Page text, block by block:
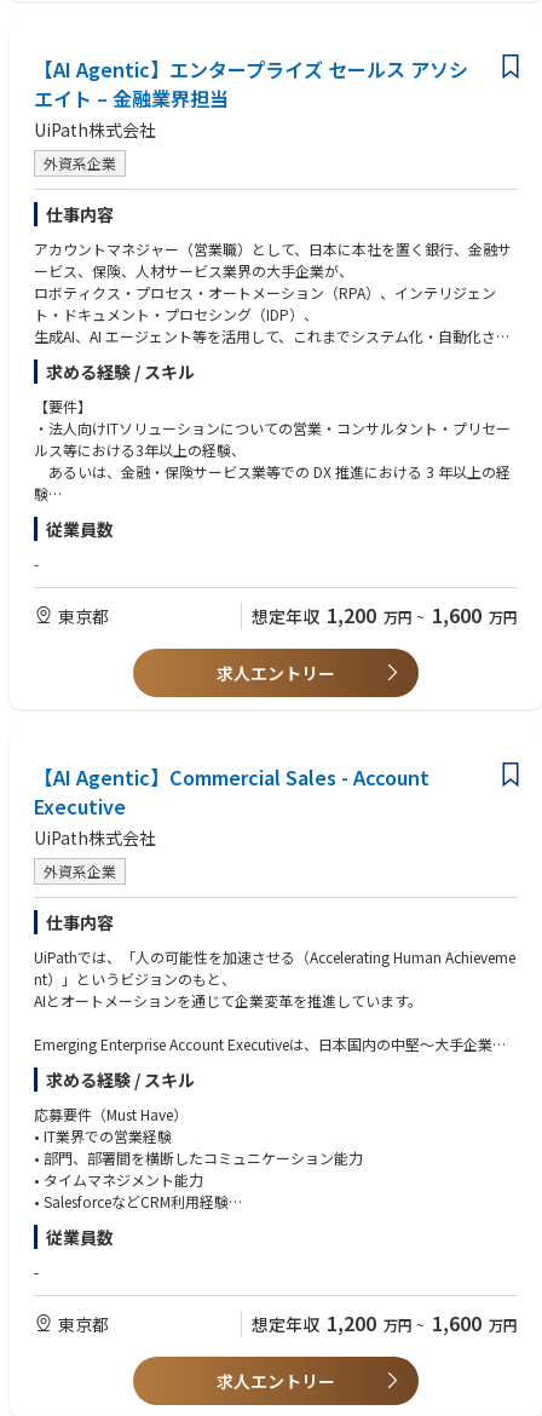
・中〜大規模プロジェクトにおいて、開発とマネジメントをバランスよく
兼任しながら、柔軟性の高いチームをデリバリーします。
※上記の経験を経て、さらに柔軟かつスケールの大きなキャリアを描くこ
とが可能です。
③エバンジェリスト
・社内だけでなく、社外の技術コミュニティや業界内でも高い影響力・知
名度（エミネンス）を持ち、SMEロールを担います。
④シニアマネージャー
・複数案件を全体統括し、プロジェクト全体の収益性（P&L）の責任や、
次なる投資（新規事業や大規模案件）の獲得までを含めた、ビジネスプロ
デュースを担います。
・MSCopilotStudio,M365Copilot,ChatBot(ChatGPTライク)
・GitHubCopilot,★Devin,★v0
AIロボティクス：
・★SLAM,★Navigation,★強化学習・模倣学習・ロボット言語モデル
データベース：
・各種RDS,NoSQL,★NewSQL,VectorDB,★GraphDB
監視/評価/セキュリティ：
・★Langfuse,★RAGAS,★RAGChecker,★mlFlow,★Datadog,Snyk
※1 ★印以外：D.Nodeに組織としてノウハウがあるもの
※2 2025年12月時点
※クライアントや案件属性によって変更あり。
・AWS,Azure,Google Cloud,OCI
AI/ML:
・AWS Bedrock,SageMaker,Knowledge Base for Amazon Bedrock etc
・Azure AI Foundry,OpenAI Service,Machine Learning,AI Search, Prompt
Flow etc
・Google Cloud Vertex AI,Agent Engine,Vertex AI Search,Gemini Enterpris
e etc
・NVIDIA NIM,NeMo,Omniverse,Databricks - Agent Bricks
データ基盤/活用：
・AWS Redshift / Athena,Glue,Kinesis Data Analytics,EMR,Kinesis + SNS/S
QS,Glue Studio etc
・Azure Synapse Analytics,Data Factory,Synapse Pipelines,HDInsight,Eve
nt Hubs,Data Factory etc
・Google Cloud BigQuery,Pub/Sub,★Dataplex,Dataflow etc
・Databricks,Snowflake
ローコード/ノーコード：
e
・Dify,Gemini Enterprise,MS Copilot Studio
・★量子コンピュータ,★Physical AI - Robotics,★Web4
プログラミング言語/FW：
・LangChain/LangGraph,MLflow
・★MicrosoftAgentFramework,★SemanticKernel,AutoGen
・★MCP,★MCPPythonSDK,★FastMCP,★ROS2
・★A2A,★AP2
laC/CI：
・Terraform,CloudFormation,Ansible
・GitHubActions,AWSCodePipeline,AzureDevOps,Jenkins
AIツール：
・MSCopilotStudio,M365Copilot,ChatBot(ChatGPTライク)
・GitHubCopilot,★Devin,★v0
AIロボティクス：
・★SLAM,★Navigation,★強化学習・模倣学習・ロボット言語モデル
データベース：
・各種RDS,NoSQL,★NewSQL,VectorDB,★GraphDB
監視/評価/セキュリティ：
・★Langfuse,★RAGAS,★RAGChecker,★mlFlow,★Datadog,Snyk
※1 ★印以外：D.Nodeに組織としてノウハウがあるもの
※2 2025年12月時点
・チャット: Slack
・タスク管理：Notion
に没頭、オーナーシップをもって取り組むことができるエンジニアの方
・AIやブロックチェーン等最新技術を積極的に学習して顧客オリエンテッ
ドなサービス構築に向け社内外のシステムに実装させたい方
・Mission「次世代によりよい世界を」に共感し、主体的かつ自由に企業カ
ルチャーをゼロから一緒に創りあげていきたい方
【AI Agentic】エンタープライズ セールス アソシ
エイト – 金融業界担当
UiPath株式会社
外資系企業
仕事内容
アカウントマネジャー（営業職）として、日本に本社を置く銀行、金融サ
ービス、保険、人材サービス業界の大手企業が、
ロボティクス・プロセス・オートメーション（RPA）、インテリジェン
ト・ドキュメント・プロセシング（IDP）、
生成AI、AI エージェント等を活用して、これまでシステム化・自動化され
ていないタスクや業務プロセスを自動化することで、
業務プロセスを改革し、生産性やサービスの向上を実現することをご支援
いただきます。
お客さまにお役立ちする最良の計画を策定し、お客さまやパートナーさま
と信頼関係を築き、
弊社がお客さまにご提供する価値を最大化することに努めていただきま
私たちの明るい未来を築いていただくと同時に、デジタル / AI トランスフ
ォーメーションを通じて、
お客さまの声を基にした製品戦略を展開しており、お客さまの声の代表と
【主な職務内容】
・シニアな営業とチームを組み、金融・保険サービス・人材サービス業の
営業活動に従事
・お客さまやパートナーさまの経営層や意思決定者と信頼関係を築き、戦
略施策の立案や企画実行に従事
・中長期のアカウントプランを策定し実行することで、お客さまの目標達
成を支援すると同時に、弊社がお客さまにご提供する価値を最大化
・予算や目標を達成するための案件管理・フォーキャスト
・お客さまにとっての弊社代表としての活動
・お客さま満足度向上、課題解決、円滑な顧客体験提供のための国内外組
織横断チーム組成・リード
■"Agentic(エージェンティック）"の最先端で一緒に働いてみませんか？
■
UiPathは、エンドツーエンドの業務自動化を通じて、これまで日本企業の
効率化と変革を支えてきました。
今、我々が注力しているのは「エージェンティックオートメーション」。
AIエージェント、RPAのロボット、
人を連携させて、企業全体の業務を安全かつ安定的に自動化することで
す。
UiPath株式会社は本社直下のリージョンに昇格し、日本を最重要拠点と位
置づける戦略のもと、
日本から世界へソリューションを発信することを目指しています。
UiPathは、好奇心旺盛で、自ら進んで動けるフットワークの軽い人材を求
ビジネスのスピードや変化を喜びとし、互いを思いやり、ともに成長し続
求める経験 / スキル
【要件】
・法人向けITソリューションについての営業・コンサルタント・プリセー
ルス等における3年以上の経験、
あるいは、金融・保険サービス業等での DX 推進における 3 年以上の経
験
・金融・保険サービス業向けビジネスにおける 3 年以上の経験
・RPA や AI エージェント等のテクノロジーに対する理解
・法人のお客さまとの信頼関係を築き、自社のご提供価値を拡大させた経
験
・お客さまやパートナーさまの経営層から現場層までいかなる層とも文章
と対話でコミュニケーションできること
・英語の文章に抵抗がないこと。英語でのコミュニケーションについて得
・社会人歴が比較的短くても、大手企業向け営業にチャレンジしたい方
・社内外の関係者を巻き込み、調整を図り、チームで円滑に物事を進め成
果を出すために必要なコミュニケーション能力をお持ちの方
・指示待ちではなく、自ら学び、質問し、行動できる方
・お客さまの課題を深く理解し、単なる製品紹介ではなく価値提案を行い
たい方
・変化の速いテクノロジー領域に好奇心を持ち、継続的に学べる方
・難しい局面において諦めずに最善を尽くすマインドの方
従業員数
-
東京都 想定年収 1,200 万円 ~ 1,600 万円
求人エントリー
【AI Agentic】Commercial Sales - Account
Executive
UiPath株式会社
外資系企業
仕事内容
UiPathでは、「人の可能性を加速させる（Accelerating Human Achieveme
nt）」というビジョンのもと、
AIとオートメーションを通じて企業変革を推進しています。
Emerging Enterprise Account Executiveは、日本国内の中堅〜大手企業を
対象に、
新規ビジネスの創出と既存顧客の拡大を担う重要なポジションです。
本ポジションでは、主にパートナー経由での営業活動を中心に、
Sales Engineer、BDR、Renewals、Partnerチームなどのクロスファンクシ
ョナルな組織と連携しながら、
戦略的なアカウントマネジメントを推進していただきます。
【主な業務内容】
• 既存顧客のRenewalおよびUpsell / Cross-sell機会の創出
• パートナーおよび社内関係者と連携した戦略的アカウントプランニング
• Sales Engineer、Renewals、Partnerチームとの協業
• Salesforceを活用したパイプライン管理およびForecast運営
求める経験 / スキル
応募要件（Must Have）
• IT業界での営業経験
• 部門、部署間を横断したコミュニケーション能力
• タイムマネジメント能力
• SalesforceなどCRM利用経験
• Automation First / AI活用への興味関心
• AE, BDR、Renewal、Consultingなどのバックグラウンド
• IT商材の営業経験 (B2B, B2C問わず)
• 英語に抵抗がない方
従業員数
-
東京都 想定年収 1,200 万円 ~ 1,600 万円
求人エントリー